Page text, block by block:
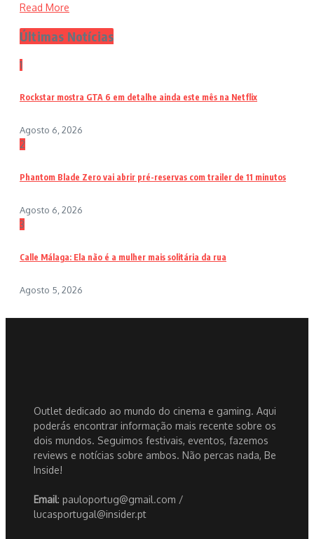
Read More
Últimas Notícias
1
Rockstar mostra GTA 6 em detalhe ainda este mês na Netflix
Agosto 6, 2026
2
Phantom Blade Zero vai abrir pré-reservas com trailer de 11 minutos
Agosto 6, 2026
3
Calle Málaga: Ela não é a mulher mais solitária da rua
Agosto 5, 2026
Outlet dedicado ao mundo do cinema e gaming. Aqui
poderás encontrar informação mais recente sobre os
dois mundos. Seguimos festivais, eventos, fazemos
reviews e notícias sobre ambos. Não percas nada, Be
Inside!
Email: pauloportug@gmail.com /
lucasportugal@insider.pt